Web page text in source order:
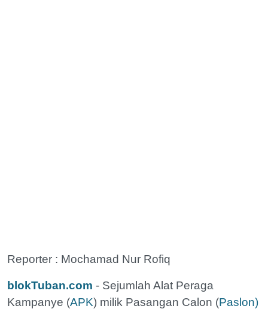
Reporter : Mochamad Nur Rofiq
blokTuban.com - Sejumlah Alat Peraga
Kampanye (APK) milik Pasangan Calon (Paslon)